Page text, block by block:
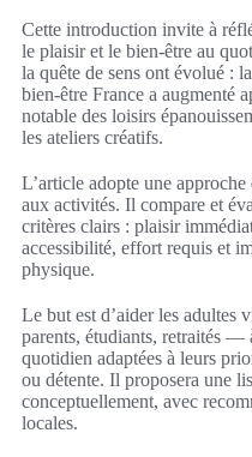
Cette introduction invite à
le plaisir et le bien-être au
la quête de sens ont évolué :
bien-être France a augmenté
notable des loisirs
les ateliers créatifs.
L’article adopte une
aux activités. Il compare et
critères clairs : plaisir
accessibilité, effort requis et
physique.
Le but est d’aider les adultes
parents, étudiants, retraités —
quotidien adaptées à leurs
ou détente. Il proposera une
conceptuellement, avec
locales.